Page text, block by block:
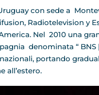
con sede a
Radiotelevision y
Nel 2010 una
denominata “ BNS
portando
all’estero.